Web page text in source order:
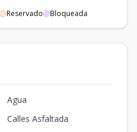
- - - -
-
Reservado Bloqueada
Agua
Calles Asfaltada